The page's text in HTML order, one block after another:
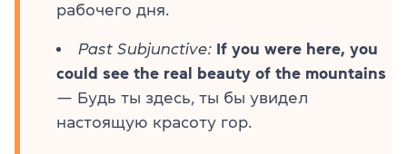
рабочего дня.
Past Subjunctive: If you were here, you
could see the real beauty of the mountains
— Будь ты здесь, ты бы увидел
настоящую красоту гор.